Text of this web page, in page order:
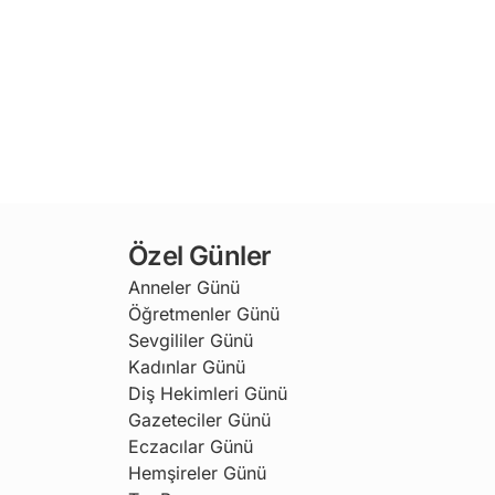
Özel Günler
Anneler Günü
Öğretmenler Günü
Sevgililer Günü
Kadınlar Günü
Diş Hekimleri Günü
Gazeteciler Günü
Eczacılar Günü
Hemşireler Günü